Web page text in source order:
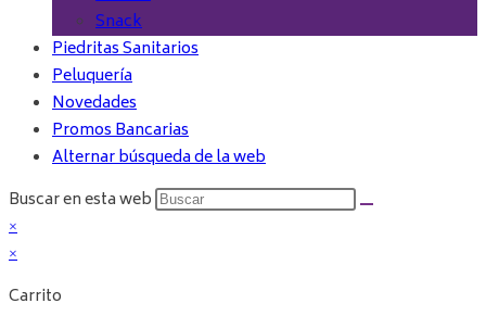
Snack
Piedritas Sanitarios
Peluquería
Novedades
Promos Bancarias
Alternar búsqueda de la web
Buscar en esta web
×
×
Carrito